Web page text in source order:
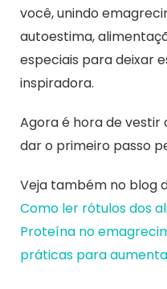
você, unindo
autoestima,
especiais para deixar
inspiradora.
Agora é hora de vestir
dar o primeiro passo
Veja também no blog
Como ler rótulos dos
Proteína no
práticas para